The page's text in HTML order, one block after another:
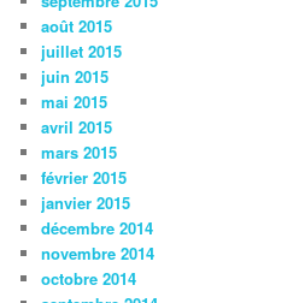
août 2015
juillet 2015
juin 2015
mai 2015
avril 2015
mars 2015
février 2015
janvier 2015
décembre 2014
novembre 2014
octobre 2014